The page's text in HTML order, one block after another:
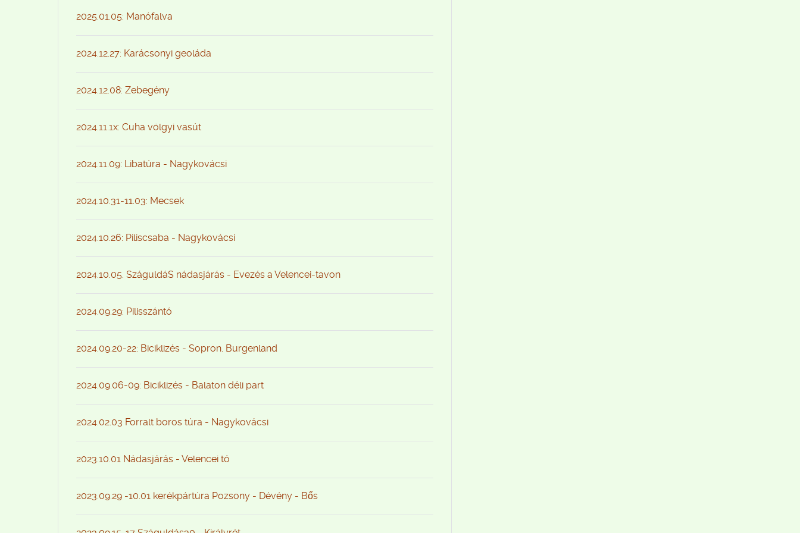
2025.01.05: Manófalva
2024.12.27: Karácsonyi geoláda
2024.12.08: Zebegény
2024.11.1x: Cuha völgyi vasút
2024.11.09: Libatúra - Nagykovácsi
2024.10.31-11.03: Mecsek
2024.10.26: Piliscsaba - Nagykovácsi
2024.10.05. SzáguldáS nádasjárás - Evezés a Velencei-tavon
2024.09.29: Pilisszántó
2024.09.20-22: Biciklizés - Sopron. Burgenland
2024.09.06-09: Biciklizés - Balaton déli part
2024.02.03 Forralt boros túra - Nagykovácsi
2023.10.01 Nádasjárás - Velencei tó
2023.09.29 -10.01 kerékpártúra Pozsony - Dévény - Bős